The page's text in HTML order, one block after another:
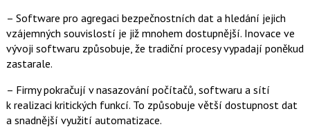
– Software pro agregaci bezpečnostních dat a hledání jejich
vzájemných souvislostí je již mnohem dostupnější. Inovace ve
vývoji softwaru způsobuje, že tradiční procesy vypadají poněkud
zastarale.
– Firmy pokračují v nasazování počítačů, softwaru a sítí
k realizaci kritických funkcí. To způsobuje větší dostupnost dat
a snadnější využití automatizace.